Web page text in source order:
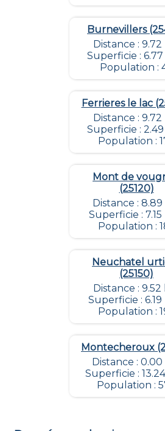
Burnevillers
Distance :
Superficie :
Population :
Ferrieres le lac
Distance :
Superficie :
Population :
Mont de
(25120)
Distance :
Superficie : 7.15
Population :
Neuchatel
(25150)
Distance : 9.52
Superficie : 6.19
Population :
Montecheroux
Distance :
Superficie :
Population :